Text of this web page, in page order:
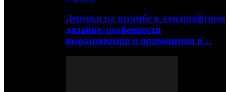
Деревья на штамбе в ландшафтном
дизайне: особенности
выращивания и применения в…